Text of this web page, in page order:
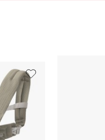
materiale
fra ca. 6 mnd
fra ca. 6 mnd
sittestilling
hodestøtte
skulderstropper